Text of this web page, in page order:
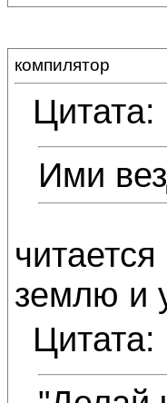
компилятор
Цитата:
Ими
землю и
Цитата: